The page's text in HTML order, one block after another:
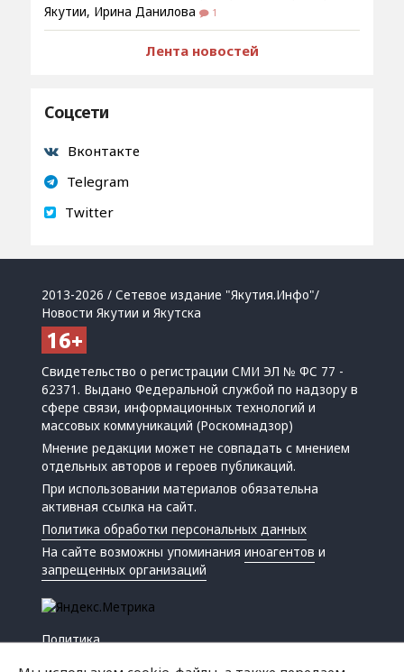
Якутии, Ирина Данилова
1
Лента новостей
Соцсети
Вконтакте
Telegram
Twitter
2013-2026 / Сетевое издание "Якутия.Инфо"/
Новости Якутии и Якутска
Свидетельство о регистрации СМИ ЭЛ № ФС 77 -
62371. Выдано Федеральной службой по надзору в
сфере связи, информационных технологий и
массовых коммуникаций (Роскомнадзор)
Мнение редакции может не совпадать с мнением
отдельных авторов и героев публикаций.
При использовании материалов обязательна
активная ссылка на сайт.
Политика обработки персональных данных
На сайте возможны упоминанияиноагентов и
запрещенных организаций
Политика